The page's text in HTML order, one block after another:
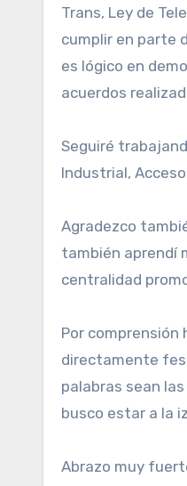
Trans, Ley de
cumplir en parte
es lógico en
acuerdos
Seguiré
Industrial,
Agradezco
también aprendí
centralidad
Por comprensión
directamente
palabras sean
busco estar a la
Abrazo muy